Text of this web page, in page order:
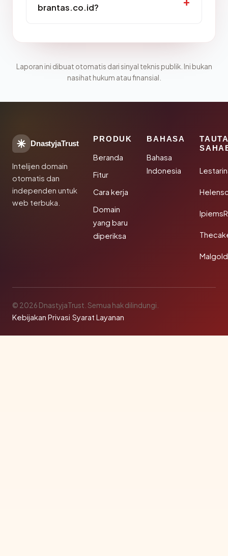
brantas.co.id?
Laporan ini dibuat otomatis dari sinyal teknis publik. Ini bukan
nasihat hukum atau finansial.
DnastyjaTrust
Intelijen domain
otomatis dan
independen untuk
web terbuka.
PRODUK
Beranda
Fitur
Cara kerja
Domain
yang baru
diperiksa
BAHASA
Bahasa
Indonesia
© 2026 DnastyjaTrust. Semua hak dilindungi.
Kebijakan Privasi·Syarat Layanan